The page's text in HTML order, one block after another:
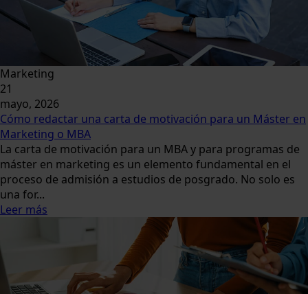
Marketing
21
mayo, 2026
Cómo redactar una carta de motivación para un Máster en
Marketing o MBA
La carta de motivación para un MBA y para programas de
máster en marketing es un elemento fundamental en el
proceso de admisión a estudios de posgrado. No solo es
una for...
Leer más